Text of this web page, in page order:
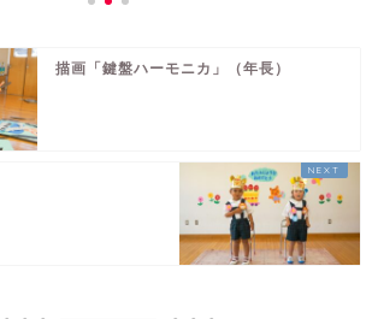
描画「鍵盤ハーモニカ」（年長）